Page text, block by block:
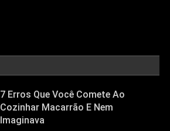
7 Erros Que Você Comete Ao
Cozinhar Macarrão E Nem
Imaginava